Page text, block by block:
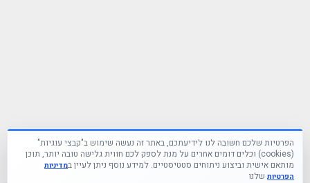
הפרטיות שלכם חשובה לנו לידיעתכם, באתר זה נעשה שימוש ב"קבצי עוגיות"
(cookies) וכלים דומים אחרים על מנת לספק לכם חווית גלישה טובה יותר, תוכן
מותאם אישית וביצוע ניתוחים סטטיסטיים. למידע נוסף ניתן לעיין במדיניות
הפרטיות שלנו